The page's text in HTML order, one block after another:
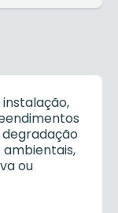
ou